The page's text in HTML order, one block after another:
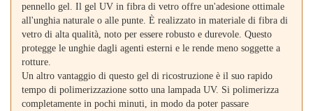
pennello gel. Il gel UV in fibra di vetro offre un'adesione ottimale
all'unghia naturale o alle punte. È realizzato in materiale di fibra di
vetro di alta qualità, noto per essere robusto e durevole. Questo
protegge le unghie dagli agenti esterni e le rende meno soggette a
rotture.
Un altro vantaggio di questo gel di ricostruzione è il suo rapido
tempo di polimerizzazione sotto una lampada UV. Si polimerizza
completamente in pochi minuti, in modo da poter passare